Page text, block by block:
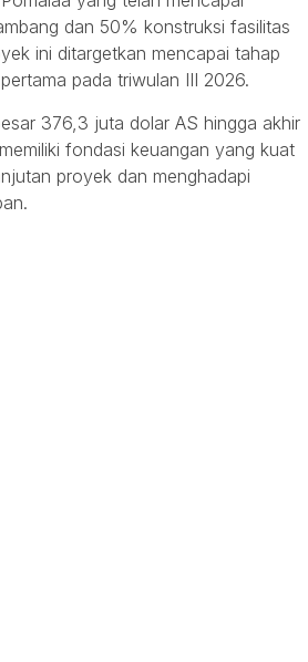
dan 50% konstruksi fasilitas
ini ditargetkan mencapai tahap
pada triwulan III 2026.
376,3 juta dolar AS hingga akhir
fondasi keuangan yang kuat
proyek dan menghadapi